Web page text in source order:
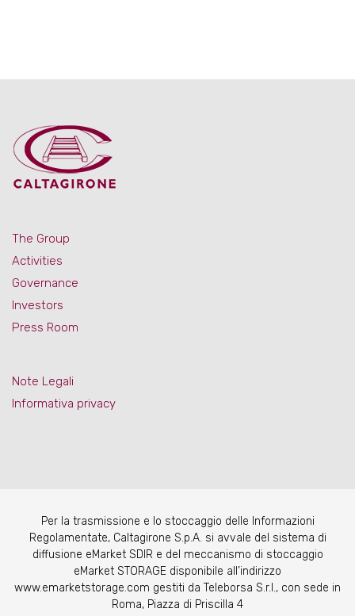
The Group
Activities
Governance
Investors
Press Room
Note Legali
Informativa privacy
Per la trasmissione e lo stoccaggio delle Informazioni
Regolamentate, Caltagirone S.p.A. si avvale del sistema di
diffusione eMarket SDIR e del meccanismo di stoccaggio
eMarket STORAGE disponibile all’indirizzo
www.emarketstorage.com gestiti da Teleborsa S.r.l., con sede in
Roma, Piazza di Priscilla 4